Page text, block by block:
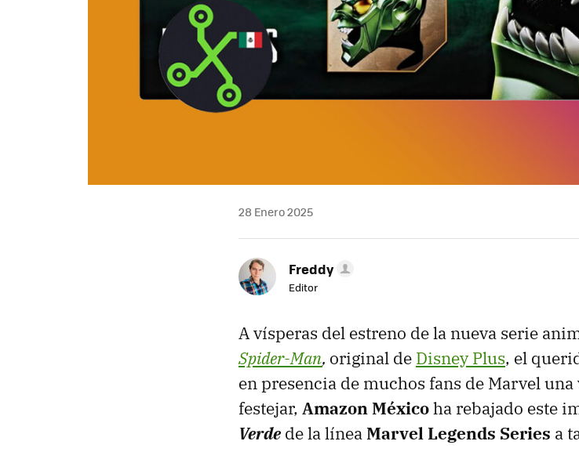
28 Enero 2025
Freddy
Editor
A vísperas del estreno de la nueva serie
Spider-Man, original de Disney Plus, el
en presencia de muchos fans de Marvel
festejar, Amazon Méxicoha rebajado este
Verde de la líneaMarvel Legends Series a